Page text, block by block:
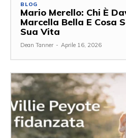
BLOG
Mario Merello: Chi È
Marcella Bella E Cosa
Sua Vita
Dean Tanner - Aprile 16, 2026